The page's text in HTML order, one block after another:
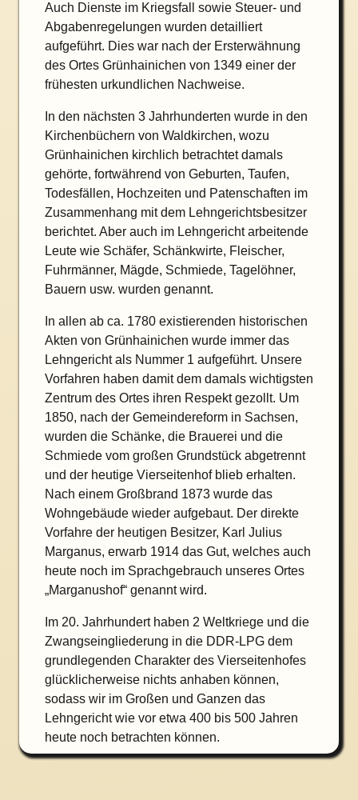
Auch Dienste im Kriegsfall sowie Steuer- und
Abgabenregelungen wurden detailliert
aufgeführt. Dies war nach der Ersterwähnung
des Ortes Grünhainichen von 1349 einer der
frühesten urkundlichen Nachweise.
In den nächsten 3 Jahrhunderten wurde in den
Kirchenbüchern von Waldkirchen, wozu
Grünhainichen kirchlich betrachtet damals
gehörte, fortwährend von Geburten, Taufen,
Todesfällen, Hochzeiten und Patenschaften im
Zusammenhang mit dem Lehngerichtsbesitzer
berichtet. Aber auch im Lehngericht arbeitende
Leute wie Schäfer, Schänkwirte, Fleischer,
Fuhrmänner, Mägde, Schmiede, Tagelöhner,
Bauern usw. wurden genannt.
In allen ab ca. 1780 existierenden historischen
Akten von Grünhainichen wurde immer das
Lehngericht als Nummer 1 aufgeführt. Unsere
Vorfahren haben damit dem damals wichtigsten
Zentrum des Ortes ihren Respekt gezollt. Um
1850, nach der Gemeindereform in Sachsen,
wurden die Schänke, die Brauerei und die
Schmiede vom großen Grundstück abgetrennt
und der heutige Vierseitenhof blieb erhalten.
Nach einem Großbrand 1873 wurde das
Wohngebäude wieder aufgebaut. Der direkte
Vorfahre der heutigen Besitzer, Karl Julius
Marganus, erwarb 1914 das Gut, welches auch
heute noch im Sprachgebrauch unseres Ortes
„Marganushof“ genannt wird.
Im 20. Jahrhundert haben 2 Weltkriege und die
Zwangseingliederung in die DDR-LPG dem
grundlegenden Charakter des Vierseitenhofes
glücklicherweise nichts anhaben können,
sodass wir im Großen und Ganzen das
Lehngericht wie vor etwa 400 bis 500 Jahren
heute noch betrachten können.